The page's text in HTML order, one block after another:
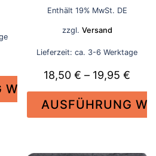
Preisspanne:
13,95 €
bisWÄHLEN
Enthält 19% MwSt. DE
zzgl. Versand
Lieferzeit: ca. 3-6 Werktage
18,50€ – 19,95€
bis
AUSFÜHRUNG